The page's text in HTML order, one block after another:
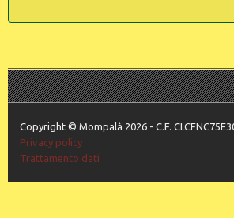
Copyright © Mompalà 2026 - C.F.
Privacy policy
Trattamento dati